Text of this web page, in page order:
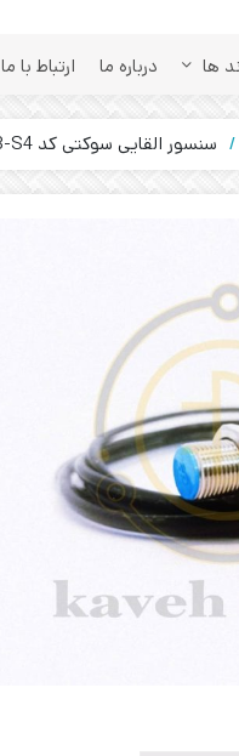
ها درباره ما ارتباط با ما
سنسور القایی سوکتی کد IPS-308-ON-18-S4 تبریز پژوه